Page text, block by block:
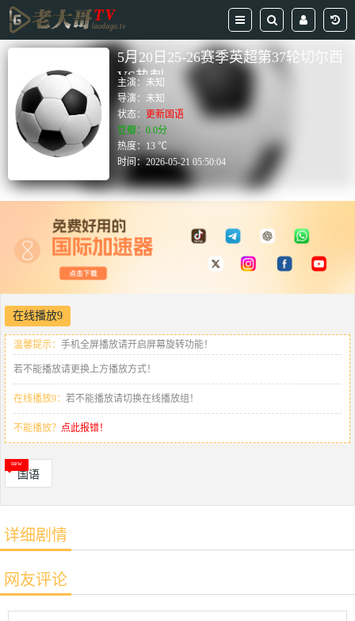
5月20日25-26赛季英超第37轮切尔西
VS热刺
主演： 未知
导演：未知
状态： 更新国语
豆瓣：0.0分
热度：13 ℃
时间：2026-05-21 05:50:04
在线播放9
温馨提示： 手机全屏播放请开启屏幕旋转功能！
若不能播放请更换上方播放方式！
在线播放9： 若不能播放请切换在线播放组！
不能播放？ 点此报错！
国语
详细剧情
网友评论